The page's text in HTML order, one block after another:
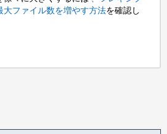
大ファイル数を増やす方法を確認し